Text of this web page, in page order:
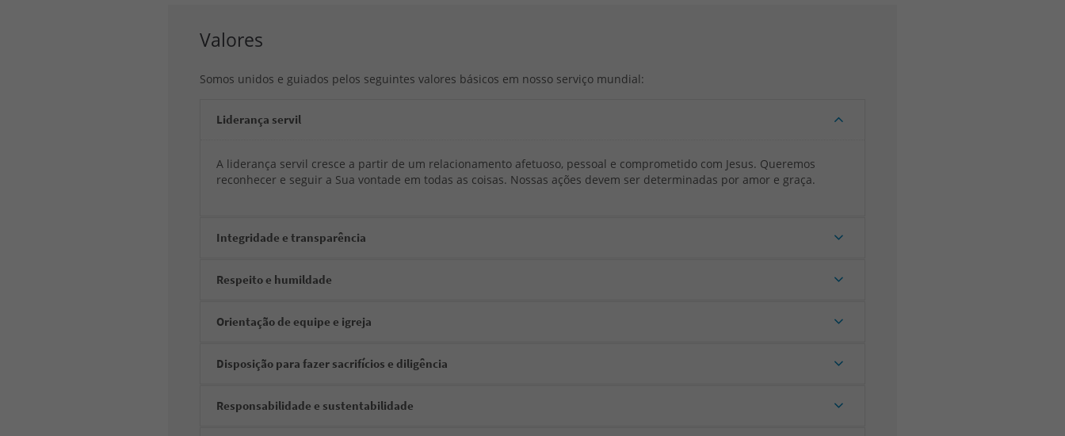
Valores
Somos unidos e guiados pelos seguintes valores básicos em nosso serviço mundial:
Liderança servil
A liderança servil cresce a partir de um relacionamento afetuoso, pessoal e comprometido com Jesus. Queremos
reconhecer e seguir a Sua vontade em todas as coisas. Nossas ações devem ser determinadas por amor e graça.
Integridade e transparência
Respeito e humildade
Orientação de equipe e igreja
Disposição para fazer sacrifícios e diligência
Responsabilidade e sustentabilidade